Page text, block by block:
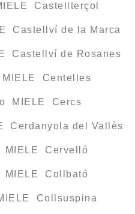
Castellterçol
Castellví de la Marca
Castellví de Rosanes
Centelles
MIELE Cercs
Cerdanyola del Vallès
MIELE Cervelló
MIELE Collbató
Collsuspina